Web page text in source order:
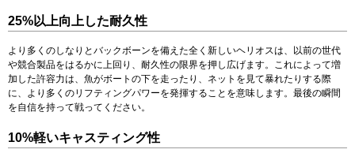
25%以上向上した耐久性
より多くのしなりとバックボーンを備えた全く新しいヘリオスは、以前の世代
や競合製品をはるかに上回り、耐久性の限界を押し広げます。これによって増
加した許容力は、魚がボートの下を走ったり、ネットを見て暴れたりする際
に、より多くのリフティングパワーを発揮することを意味します。最後の瞬間
を自信を持って戦ってください。
10%軽いキャスティング性